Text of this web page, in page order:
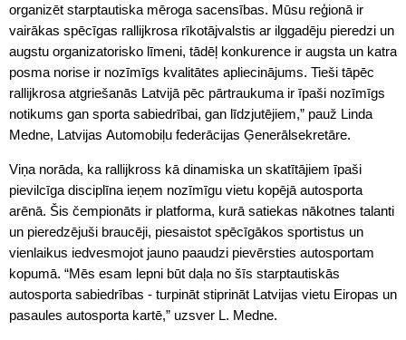
organizēt starptautiska mēroga sacensības. Mūsu reģionā ir
vairākas spēcīgas rallijkrosa rīkotājvalstis ar ilggadēju pieredzi un
augstu organizatorisko līmeni, tādēļ konkurence ir augsta un katra
posma norise ir nozīmīgs kvalitātes apliecinājums. Tieši tāpēc
rallijkrosa atgriešanās Latvijā pēc pārtraukuma ir īpaši nozīmīgs
notikums gan sporta sabiedrībai, gan līdzjutējiem,” pauž Linda
Medne, Latvijas Automobiļu federācijas Ģenerālsekretāre.
Viņa norāda, ka rallijkross kā dinamiska un skatītājiem īpaši
pievilcīga disciplīna ieņem nozīmīgu vietu kopējā autosporta
arēnā. Šis čempionāts ir platforma, kurā satiekas nākotnes talanti
un pieredzējuši braucēji, piesaistot spēcīgākos sportistus un
vienlaikus iedvesmojot jauno paaudzi pievērsties autosportam
kopumā. “Mēs esam lepni būt daļa no šīs starptautiskās
autosporta sabiedrības - turpināt stiprināt Latvijas vietu Eiropas un
pasaules autosporta kartē,” uzsver L. Medne.